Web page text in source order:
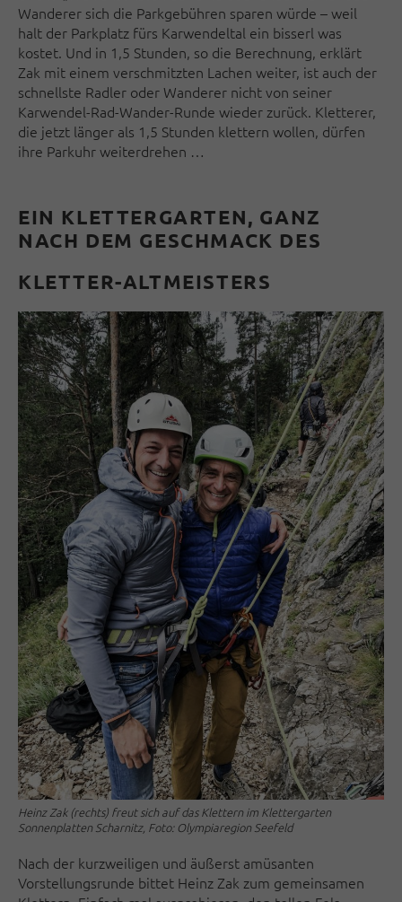
Wanderer sich die Parkgebühren sparen würde – weil
halt der Parkplatz fürs Karwendeltal ein bisserl was
kostet. Und in 1,5 Stunden, so die Berechnung, erklärt
Zak mit einem verschmitzten Lachen weiter, ist auch der
schnellste Radler oder Wanderer nicht von seiner
Karwendel-Rad-Wander-Runde wieder zurück. Kletterer,
die jetzt länger als 1,5 Stunden klettern wollen, dürfen
ihre Parkuhr weiterdrehen …
EIN KLETTERGARTEN, GANZ
NACH DEM GESCHMACK DES
KLETTER-ALTMEISTERS
Heinz Zak (rechts) freut sich auf das Klettern im Klettergarten
Sonnenplatten Scharnitz, Foto: Olympiaregion Seefeld
Nach der kurzweiligen und äußerst amüsanten
Vorstellungsrunde bittet Heinz Zak zum gemeinsamen